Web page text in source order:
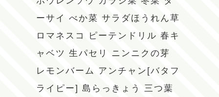
ーサイ べか菜 サラダほうれん草
ロマネスコ
ピーテンドリル 春キ
ャベツ 生パセリ
ニンニクの芽
レモンバーム アンチャン[バタフ
ライピー] 島らっきょう
三つ葉